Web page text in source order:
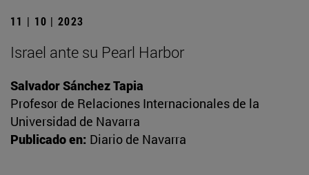
11 | 10 | 2023
Israel ante su Pearl Harbor
Salvador Sánchez Tapia
Profesor de Relaciones Internacionales de la
Universidad de Navarra
Publicado en: Diario de Navarra